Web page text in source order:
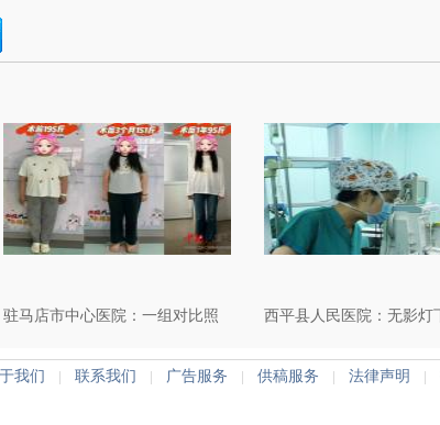
驻马店市中心医院：一组对比照
刷屏！195斤→95斤 驻马店女生
西平县人民医院：无影灯
情守护
我们 联系我们 广告服务 供稿服务 法律声明